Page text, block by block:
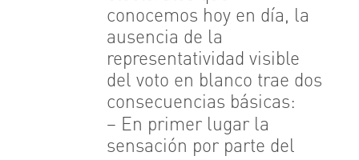
conocemos hoy en día, la
ausencia de la
representatividad visible
del voto en blanco trae dos
consecuencias básicas:
– En primer lugar la
sensación por parte del